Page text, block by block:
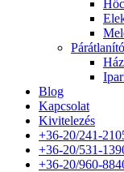
Párátlanító
Blog
Kapcsolat
Kivitelezés
+36-20/241-
+36-20/531-
+36-20/960-